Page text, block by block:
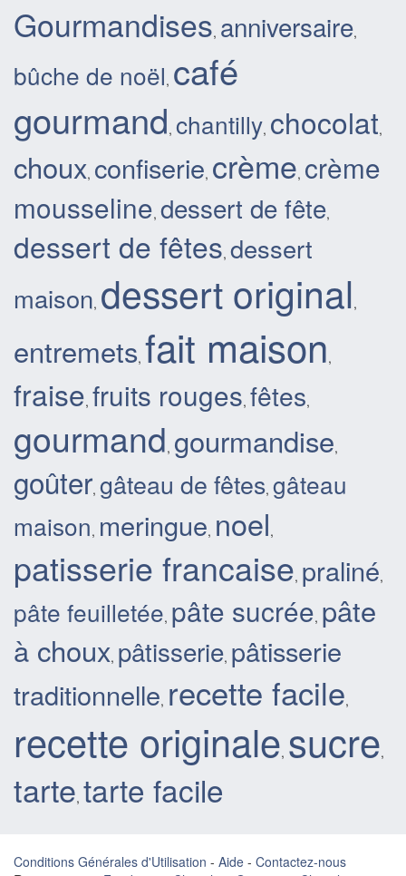
Gourmandises, anniversaire,
bûche de noël, café
gourmand, chantilly, chocolat,
choux, confiserie, crème, crème
mousseline, dessert de fête,
dessert de fêtes, dessert
maison, dessert original,
entremets, fait maison,
fraise, fruits rouges, fêtes,
gourmand, gourmandise,
goûter, gâteau de fêtes, gâteau
maison, meringue, noel,
patisserie francaise, praliné,
pâte feuilletée, pâte sucrée, pâte
à choux, pâtisserie, pâtisserie
traditionnelle, recette facile,
recette originale, sucre,
tarte, tarte facile
Conditions Générales d'Utilisation - Aide - Contactez-nous